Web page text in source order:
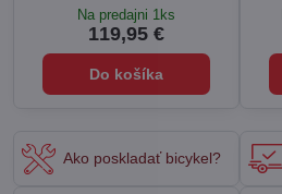
Na predajni 1ks
119,95 €
Do košíka
Ako poskladať bicykel?